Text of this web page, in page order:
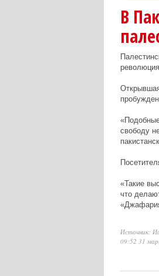
В
свободу
«Такие
что
Источник:
09:52 31